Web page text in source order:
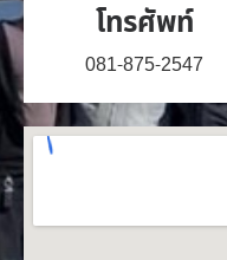
โทรศัพท์
081-875-2547